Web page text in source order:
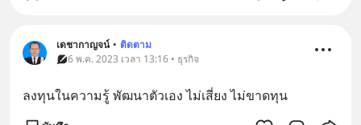
เดชากาญจน์ • ติดตาม
6 พ.ค. 2023 เวลา 13:16 • ธุรกิจ
ลงทุนในความรู้ พัฒนาตัวเอง ไม่เสี่ยง ไม่ขาดทุน